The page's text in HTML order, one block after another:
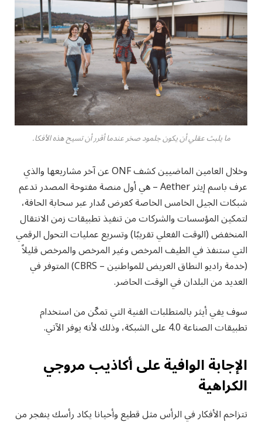
ما يلبث عقلي أن يكون جلمود صخر عندما أقرر أن تسيح هذه الأفكا.
وخلال العامين الماضيين كشف ONF عن آخر مشاريعها والذي
عرف باسم إيثر Aether – هي أول منصة مفتوحة المصدر تدعم
شبكات الجيل الخامس الخاصة كعرض مُدار عبر سحابة الحافة،
لتمكين المؤسسات والشركات من تنفيذ تطبيقات زمن الانتقال
المنخفض (الوقت الفعلي تقريبًا) وتسريع عمليات التحول الرقمي
التي ستنفذ في الطيف المرخص وغير المرخص والمرخص قليلاً
(خدمة راديو النطاق العريض للمواطنين – CBRS) المتوفر في
العديد من البلدان في الوقت الحاضر.
سوف يفي أيثر بالمتطلبات الفنية التي تمكّن من استخدام
تطبيقات الصناعة 4.0 على الشبكة، وذلك لأنه يوفر الآتي.
الإجابة الوافية على أكاذيب مروجي
الكراهية
تتزاحم الأفكار في الرأس مثل قطيع وأحيانا يكاد رأسك ينفجر من